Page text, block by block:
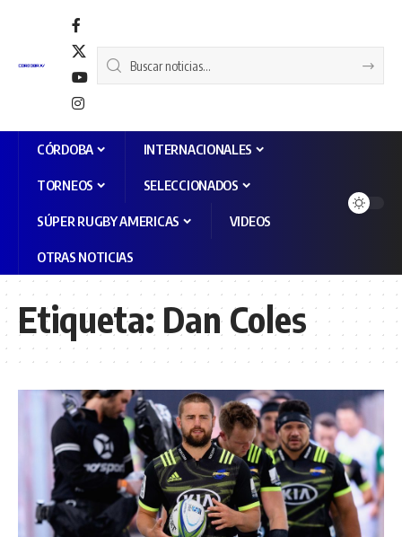
CÓRDOBA INTERNACIONALES
TORNEOS SELECCIONADOS
SÚPER RUGBY AMERICAS VIDEOS
OTRAS NOTICIAS
Etiqueta: Dan Coles